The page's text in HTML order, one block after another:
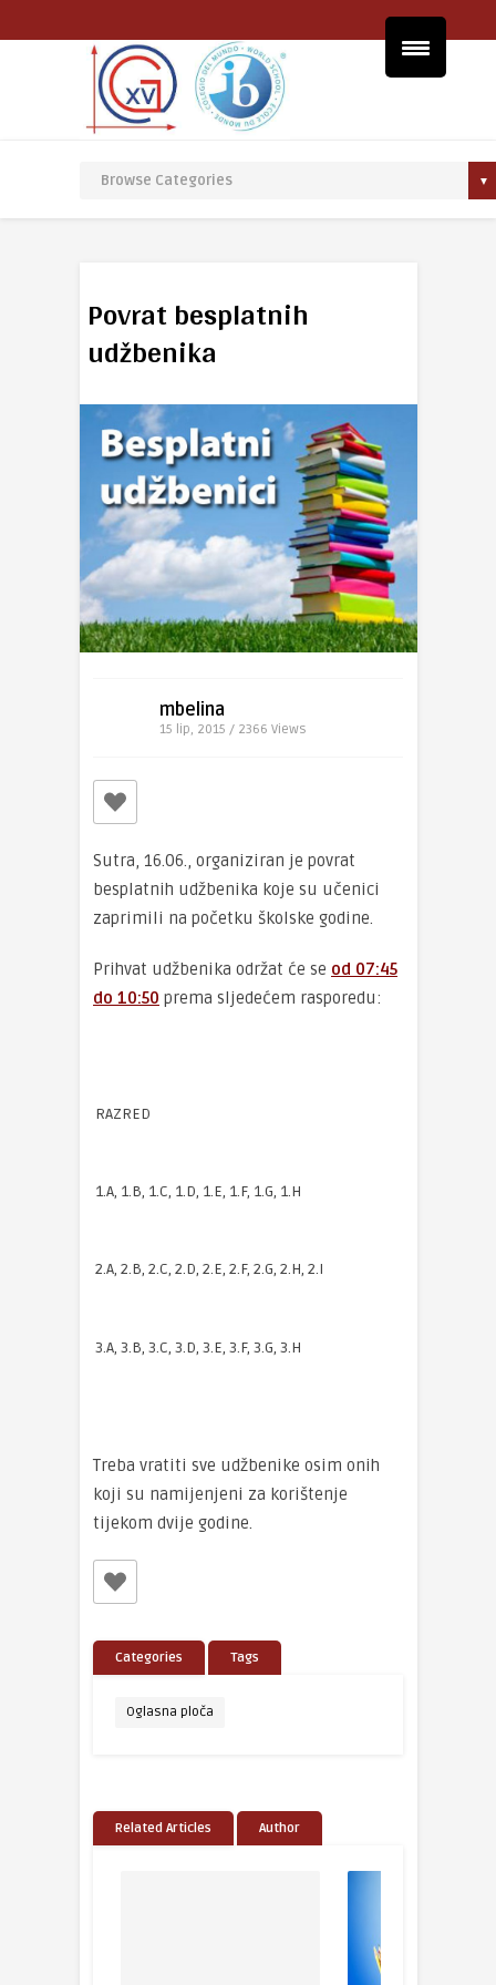
Povrat besplatnih
udžbenika
mbelina
15 lip, 2015 / 2366 Views
Sutra, 16.06., organiziran je povrat
besplatnih udžbenika koje su učenici
zaprimili na početku školske godine.
Prihvat udžbenika održat će se od 07:45
do 10:50 prema sljedećem rasporedu:
RAZRED
1.A, 1.B, 1.C, 1.D, 1.E, 1.F, 1.G, 1.H
2.A, 2.B, 2.C, 2.D, 2.E, 2.F, 2.G, 2.H, 2.I
3.A, 3.B, 3.C, 3.D, 3.E, 3.F, 3.G, 3.H
Treba vratiti sve udžbenike osim onih
koji su namijenjeni za korištenje
tijekom dvije godine.
Categories Tags
Oglasna ploča
Related Articles Author